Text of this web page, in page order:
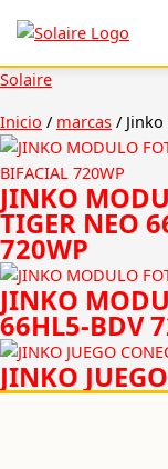
contenido
Solaire
Inicio / marcas / Jinko
JINKO
TIGER NEO
720WP
JINKO
66HL5-BDV
JINKO